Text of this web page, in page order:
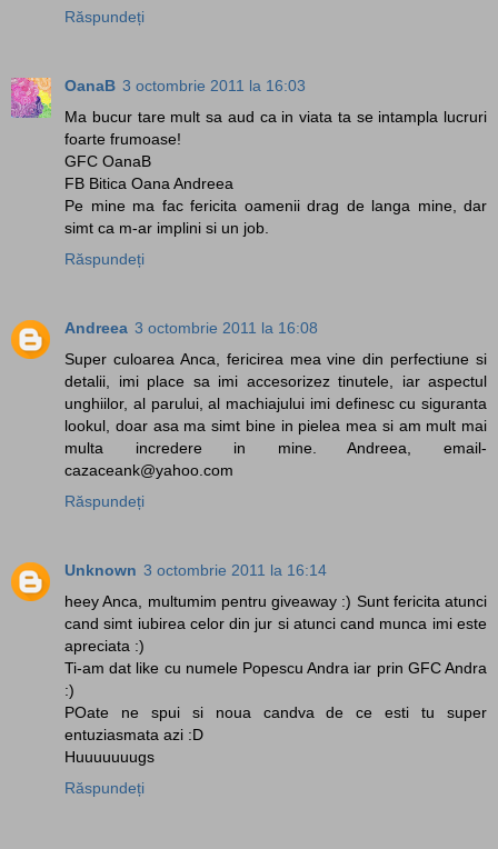
Răspundeți
OanaB 3 octombrie 2011 la 16:03
Ma bucur tare mult sa aud ca in viata ta se intampla lucruri
foarte frumoase!
GFC OanaB
FB Bitica Oana Andreea
Pe mine ma fac fericita oamenii drag de langa mine, dar
simt ca m-ar implini si un job.
Răspundeți
Andreea 3 octombrie 2011 la 16:08
Super culoarea Anca, fericirea mea vine din perfectiune si
detalii, imi place sa imi accesorizez tinutele, iar aspectul
unghiilor, al parului, al machiajului imi definesc cu siguranta
lookul, doar asa ma simt bine in pielea mea si am mult mai
multa incredere in mine. Andreea, email-
cazaceank@yahoo.com
Răspundeți
Unknown 3 octombrie 2011 la 16:14
heey Anca, multumim pentru giveaway :) Sunt fericita atunci
cand simt iubirea celor din jur si atunci cand munca imi este
apreciata :)
Ti-am dat like cu numele Popescu Andra iar prin GFC Andra
:)
POate ne spui si noua candva de ce esti tu super
entuziasmata azi :D
Huuuuuuugs
Răspundeți